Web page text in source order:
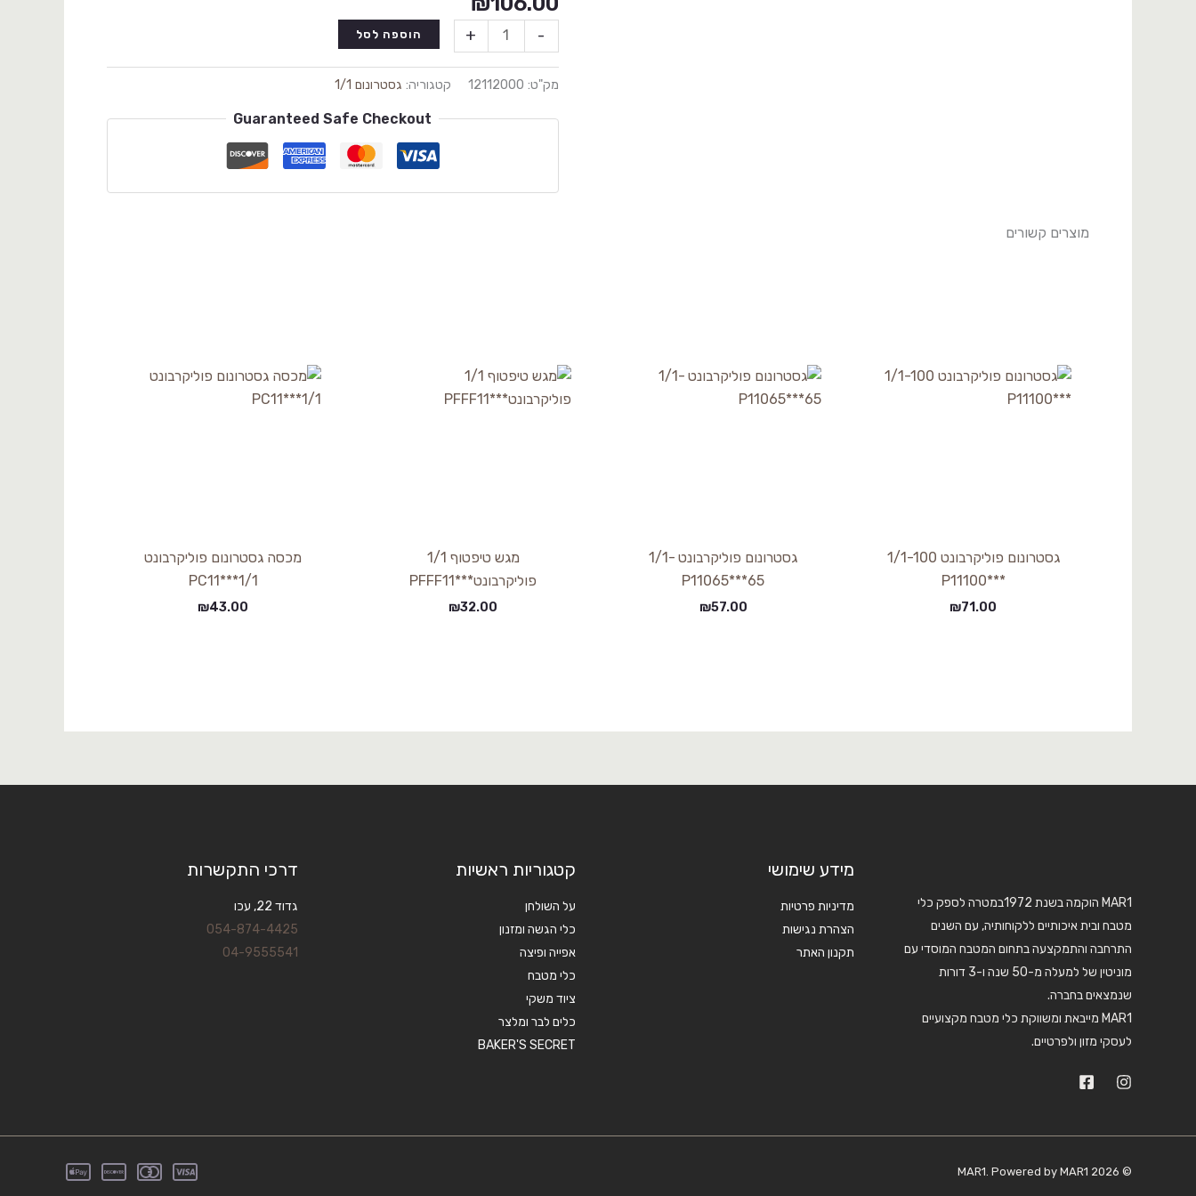
-
+ הוספה לסל
מק"ט: 12112000 קטגוריה: גסטרונום 1/1
Guaranteed Safe Checkout
מוצרים קשורים
גסטרונום פוליקרבונט 1/1-100
***P11100
₪71.00
גסטרונום פוליקרבונט 1/1-
65***P11065
₪57.00
מגש טיפטוף 1/1
פוליקרבונט***PFFF11
₪32.00
מכסה גסטרונום פוליקרבונט
1/1***PC11
₪43.00
MAR1 הוקמה בשנת 1972במטרה לספק כלי
מטבח ובית איכותיים ללקוחותיה, עם השנים
התרחבה והתמקצעה בתחום המטבח המוסדי עם
מוניטין של למעלה מ-50 שנה ו-3 דורות
שנמצאים בחברה.
MAR1 מייבאת ומשווקת כלי מטבח מקצועיים
לעסקי מזון ולפרטיים.
מידע שימושי
מדיניות פרטיות
הצהרת נגישות
תקנון האתר
קטגוריות ראשיות
על השולחן
כלי הגשה ומזנון
אפייה ופיצה
כלי מטבח
ציוד משקי
כלים לבר ומלצר
BAKER'S SECRET
דרכי התקשרות
גדוד 22, עכו
054-874-4425
04-9555541
© 2026 MAR1. Powered by MAR1